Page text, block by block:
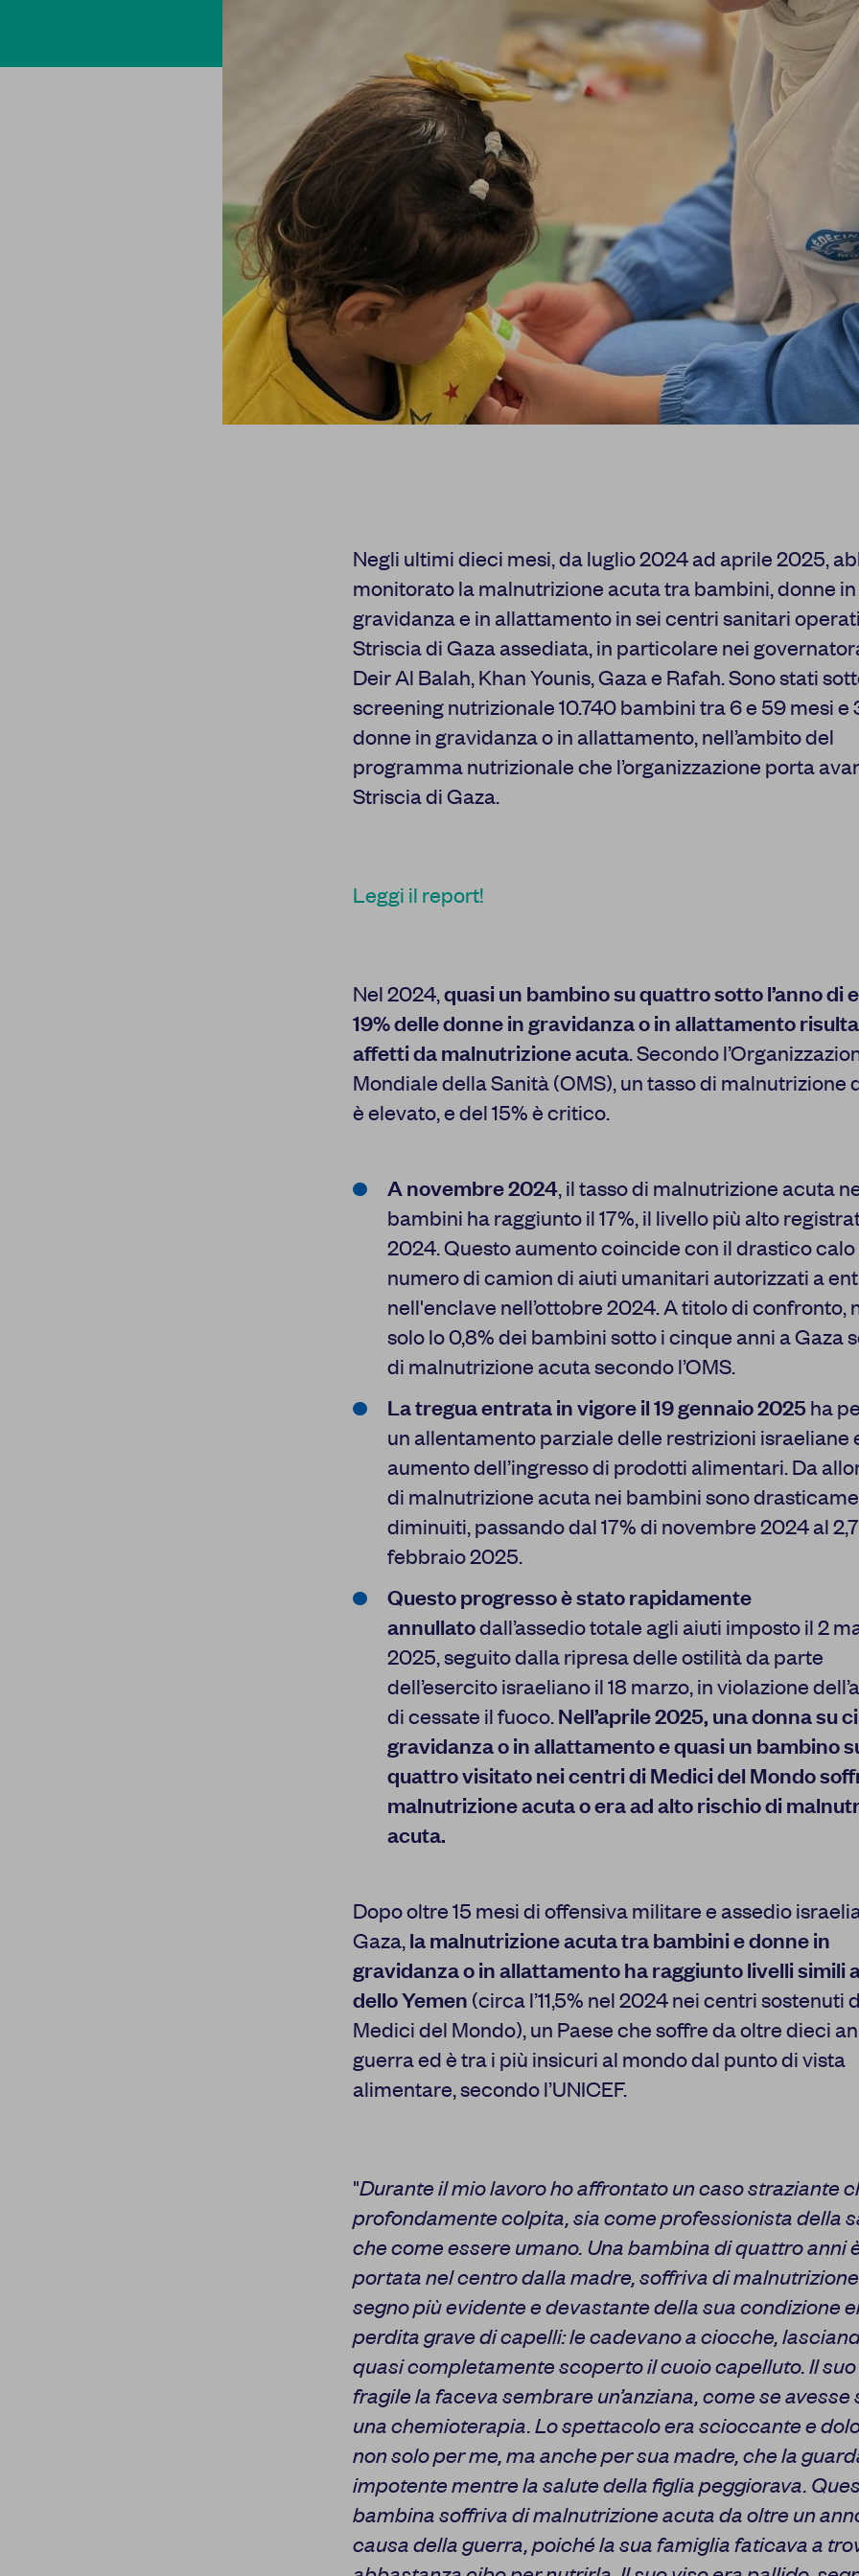
Centro preferenze sulla privacy
La tua privacy
navigazione più comoda ed efficiente, nonché consentirci di
la Piattaforma stessa. Inoltre, i cookie vengono utilizzati per
risulti interessante per l’utente quando visita i siti Web e le app
disponibili tutte le informazioni sui cookie che utilizziamo e sarà
funzionamento della Piattaforma. È importante tenere conto
alcuni cookie può condizionare l’esperienza sulla Piattaforma e
Premendo “Conferma le impostazioni”, la selezione relativa ai
salvata. Se non è stata selezionata alcuna opzione, premere
a rifiutare tutti i cookie. Per ulteriori informazioni, è possibile
policy.
Cookies di marketing
Cookie pubblicitari
personalizzazioneCONFERMA LE MIE SCELTE
Negli ultimi dieci mesi, da luglio 2024 ad aprile 2025,
monitorato la malnutrizione acuta tra bambini, donne in
gravidanza e in allattamento in sei centri sanitari
Striscia di Gaza assediata, in particolare nei
Deir Al Balah, Khan Younis, Gaza e Rafah. Sono stati
screening nutrizionale 10.740 bambini tra 6 e 59 mesi e
donne in gravidanza o in allattamento, nell’ambito del
programma nutrizionale che l’organizzazione porta
Striscia di Gaza.
Leggi il report!
Nel 2024,quasi un bambino su quattro sotto l’anno di
19% delle donne in gravidanza o in allattamento
affetti da malnutrizione acuta. Secondo
Mondiale della Sanità (OMS), un tasso di malnutrizione
è elevato, e del 15% è critico.
A novembre 2024, il tasso di malnutrizione acuta
bambini ha raggiunto il 17%, il livello più alto
2024. Questo aumento coincide con il drastico
numero di camion di aiuti umanitari autorizzati a
nell'enclave nell’ottobre 2024. A titolo di confronto,
solo lo 0,8% dei bambini sotto i cinque anni a Gaza
di malnutrizione acuta secondo l’OMS.
La tregua entrata in vigore il 19 gennaio 2025ha
un allentamento parziale delle restrizioni israeliane
aumento dell’ingresso di prodotti alimentari. Da
di malnutrizione acuta nei bambini sono
diminuiti, passando dal 17% di novembre 2024 al
febbraio 2025.
Questo progresso è stato rapidamente
annullatodall’assedio totale agli aiuti imposto il 2
2025, seguito dalla ripresa delle ostilità da parte
dell’esercito israeliano il 18 marzo, in violazione
di cessate il fuoco.Nell’aprile 2025, una donna su
gravidanza o in allattamento e quasi un bambino
quattro visitato nei centri di Medici del Mondo
malnutrizione acuta o era ad alto rischio di
acuta.
Dopo oltre 15 mesi di offensiva militare e assedio
Gaza,la malnutrizione acuta tra bambini e donne in
gravidanza o in allattamento ha raggiunto livelli simili
dello Yemen (circa l’11,5% nel 2024 nei centri sostenuti
Medici del Mondo), un Paese che soffre da oltre dieci
guerra ed è tra i più insicuri al mondo dal punto di vista
alimentare, secondo l’UNICEF.
"Durante il mio lavoro ho affrontato un caso straziante
profondamente colpita, sia come professionista della
che come essere umano. Una bambina di quattro anni
portata nel centro dalla madre, soffriva di
segno più evidente e devastante della sua condizione
perdita grave di capelli: le cadevano a ciocche,
quasi completamente scoperto il cuoio capelluto. Il
fragile la faceva sembrare un’anziana, come se avesse
una chemioterapia. Lo spettacolo era scioccante e
non solo per me, ma anche per sua madre, che la
impotente mentre la salute della figlia peggiorava.
bambina soffriva di malnutrizione acuta da oltre un
causa della guerra, poiché la sua famiglia faticava a